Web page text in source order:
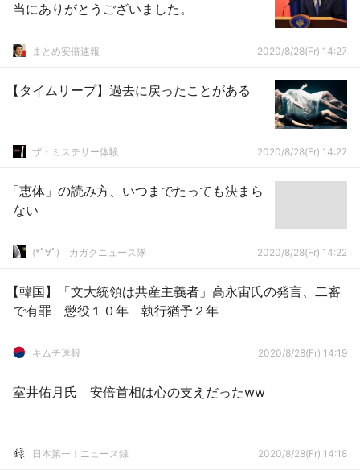
当にありがとうございました。
まとめ安倍速報 2020/8/28(Fr) 14:27
【タイムリープ】過去に戻ったことがある
ザ・ミステリー体験 2020/8/28(Fr) 14:27
「恵体」の読み方、いつまでたっても決まら
ない
(*ﾟ∀ﾟ)ゞカガクニュース隊 2020/8/28(Fr) 14:22
【韓国】「文大統領は共産主義者」高永宙氏の発言、二審
で有罪 懲役１０年 執行猶予２年
キムチ速報 2020/8/28(Fr) 14:19
室井佑月氏 安倍首相は心の支えだったww
日本第一！ニュース録 2020/8/28(Fr) 14:18